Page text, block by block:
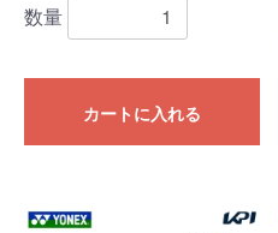
数量
カートに入れる